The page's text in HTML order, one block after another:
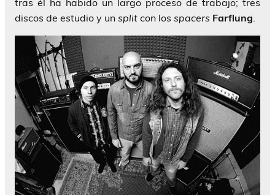
discos de estudio y un split con los spacers Farflung